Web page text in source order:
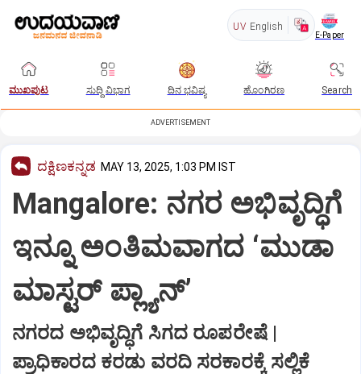
UV English
E-Paper
ಮುಖಪುಟ ಸುದ್ದಿ ವಿಭಾಗ ದಿನ ಭವಿಷ್ಯ ಹೊಂಗಿರಣ Search
ADVERTISEMENT
ದಕ್ಷಿಣಕನ್ನಡ MAY 13, 2025, 1:03 PM IST
Mangalore: ನಗರ ಅಭಿವೃದ್ಧಿಗೆ
ಇನ್ನೂ ಅಂತಿಮವಾಗದ ‘ಮುಡಾ
ಮಾಸ್ಟರ್‌ ಪ್ಲ್ಯಾನ್‌’
ನಗರದ ಅಭಿವೃದ್ಧಿಗೆ ಸಿಗದ ರೂಪರೇಷೆ |
ಪ್ರಾಧಿಕಾರದ ಕರಡು ವರದಿ ಸರಕಾರಕ್ಕೆ ಸಲ್ಲಿಕೆ